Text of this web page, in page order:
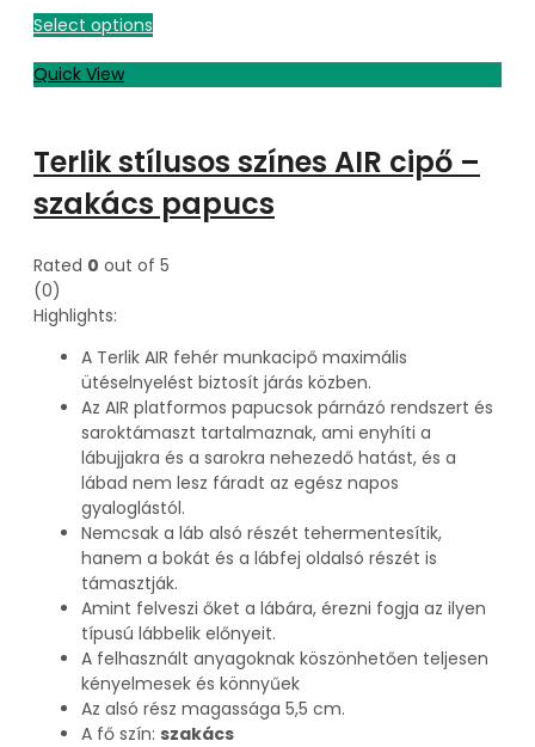
Select options
Quick View
Terlik stílusos színes AIR cipő –
szakács papucs
Rated 0 out of 5
(0)
Highlights:
A Terlik AIR fehér munkacipő maximális
ütéselnyelést biztosít járás közben.
Az AIR platformos papucsok párnázó rendszert és
saroktámaszt tartalmaznak, ami enyhíti a
lábujjakra és a sarokra nehezedő hatást, és a
lábad nem lesz fáradt az egész napos
gyaloglástól.
Nemcsak a láb alsó részét tehermentesítik,
hanem a bokát és a lábfej oldalsó részét is
támasztják.
Amint felveszi őket a lábára, érezni fogja az ilyen
típusú lábbelik előnyeit.
A felhasznált anyagoknak köszönhetően teljesen
kényelmesek és könnyűek
Az alsó rész magassága 5,5 cm.
A fő szín: szakács